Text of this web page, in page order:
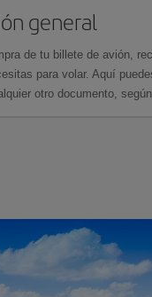
general
de tu billete de avión,
para volar. Aquí
otro documento,